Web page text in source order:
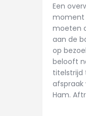
Een
moment
moeten
aan de
op
belooft
titelstrijd
afspraak
Ham.